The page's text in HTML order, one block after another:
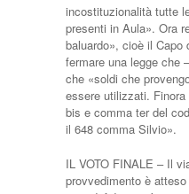
incostituzionalità tutte
presenti in Aula». Ora
baluardo», cioè il
fermare una legge che
che «soldi che
essere utilizzati.
bis e comma ter del
il 648 comma Silvio».
IL VOTO FINALE – Il
provvedimento è